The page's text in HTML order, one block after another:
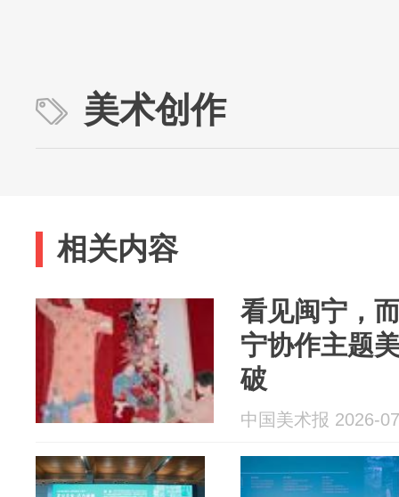
美术创作
相关内容
看见闽宁，
宁协作主题
破
中国美术报 2026-